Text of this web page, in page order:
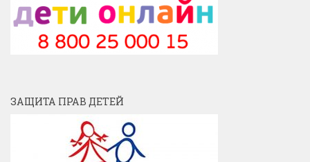
ЗАЩИТА ПРАВ ДЕТЕЙ